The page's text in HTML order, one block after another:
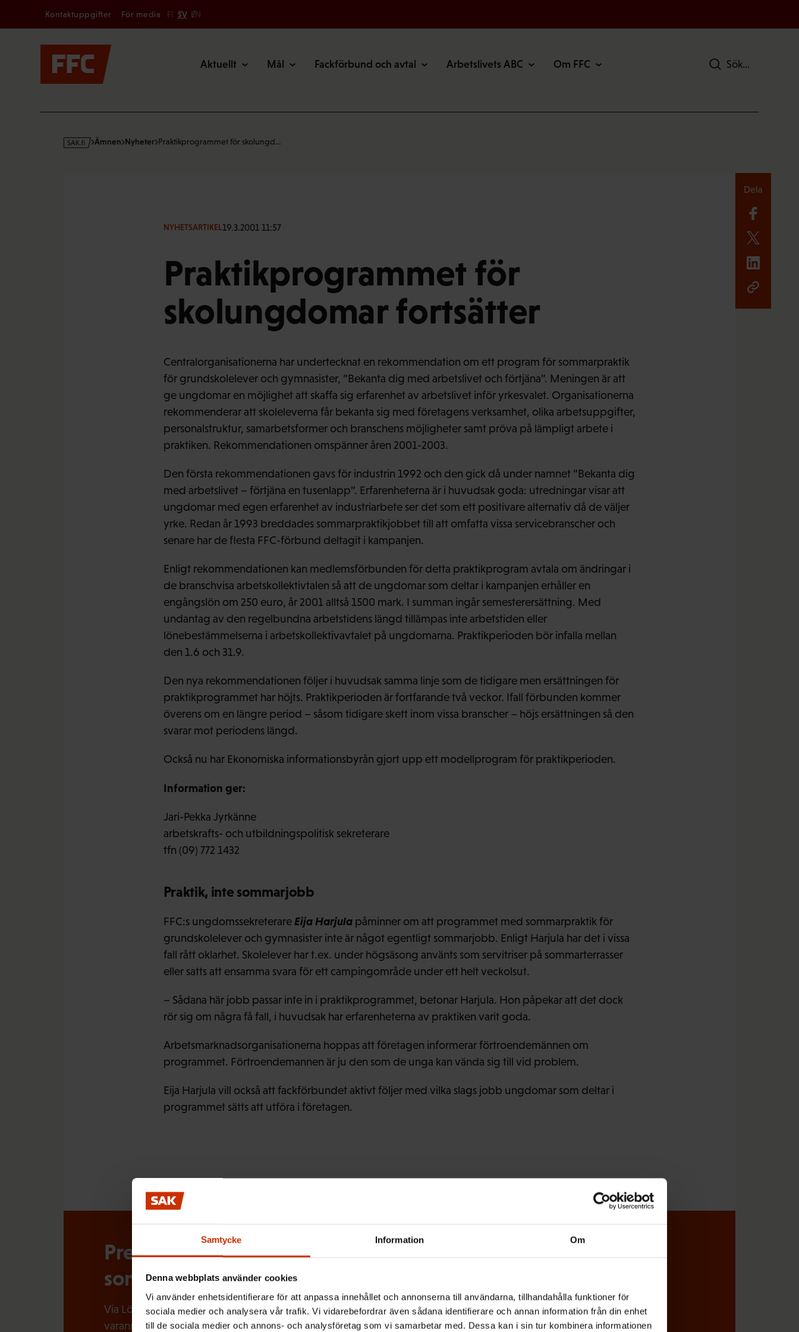
Samtycke Information Om
Denna webbplats använder cookies
Vi använder enhetsidentifierare för att anpassa innehållet och annonserna till användarna, tillhandahålla funktioner för
sociala medier och analysera vår trafik. Vi vidarebefordrar även sådana identifierare och annan information från din enhet
till de sociala medier och annons- och analysföretag som vi samarbetar med. Dessa kan i sin tur kombinera informationen
Secondary
Kontaktuppgifter För media FI SV EN
Aktuellt Mål Fackförbund och avtal Arbetslivets ABC Om FFC Sök
s
Ämnen Nyheter Praktikprogrammet för skolungd…
NYHETSARTIKEL19.3.2001 11:57
Praktikprogrammet för
skolungdomar fortsätter
Centralorganisationerna har undertecknat en rekommendation om ett program för sommarpraktik
för grundskolelever och gymnasister, ”Bekanta dig med arbetslivet och förtjäna”. Meningen är att
ge ungdomar en möjlighet att skaffa sig erfarenhet av arbetslivet inför yrkesvalet. Organisationerna
rekommenderar att skoleleverna får bekanta sig med företagens verksamhet, olika arbetsuppgifter,
personalstruktur, samarbetsformer och branschens möjligheter samt pröva på lämpligt arbete i
praktiken. Rekommendationen omspänner åren 2001-2003.
Den första rekommendationen gavs för industrin 1992 och den gick då under namnet ”Bekanta dig
med arbetslivet – förtjäna en tusenlapp”. Erfarenheterna är i huvudsak goda: utredningar visar att
ungdomar med egen erfarenhet av industriarbete ser det som ett positivare alternativ då de väljer
yrke. Redan år 1993 breddades sommarpraktikjobbet till att omfatta vissa servicebranscher och
senare har de flesta FFC-förbund deltagit i kampanjen.
Enligt rekommendationen kan medlemsförbunden för detta praktikprogram avtala om ändringar i
de branschvisa arbetskollektivtalen så att de ungdomar som deltar i kampanjen erhåller en
engångslön om 250 euro, år 2001 alltså 1500 mark. I summan ingår semesterersättning. Med
undantag av den regelbundna arbetstidens längd tillämpas inte arbetstiden eller
lönebestämmelserna i arbetskollektivavtalet på ungdomarna. Praktikperioden bör infalla mellan
den 1.6 och 31.9.
Den nya rekommendationen följer i huvudsak samma linje som de tidigare men ersättningen för
praktikprogrammet har höjts. Praktikperioden är fortfarande två veckor. Ifall förbunden kommer
överens om en längre period – såsom tidigare skett inom vissa branscher – höjs ersättningen så den
svarar mot periodens längd.
Också nu har Ekonomiska informationsbyrån gjort upp ett modellprogram för praktikperioden.
Information ger:
Jari-Pekka Jyrkänne
arbetskrafts- och utbildningspolitisk sekreterare
tfn (09) 772 1432
Praktik, inte sommarjobb
FFC:s ungdomssekreterare Eija Harjulapåminner om att programmet med sommarpraktik för
grundskolelever och gymnasister inte är något egentligt sommarjobb. Enligt Harjula har det i vissa
fall rått oklarhet. Skolelever har t.ex. under högsäsong använts som servitriser på sommarterrasser
eller satts att ensamma svara för ett campingområde under ett helt veckolsut.
– Sådana här jobb passar inte in i praktikprogrammet, betonar Harjula. Hon påpekar att det dock
rör sig om några få fall, i huvudsak har erfarenheterna av praktiken varit goda.
Arbetsmarknadsorganisationerna hoppas att företagen informerar förtroendemännen om
programmet. Förtroendemannen är ju den som de unga kan vända sig till vid problem.
Eija Harjula vill också att fackförbundet aktivt följer med vilka slags jobb ungdomar som deltar i
programmet sätts att utföra i företagen.
Prenumerera på Löntagarens nyhetsbrev och håll koll på vad
som händer i arbetslivet
Via Löntagarens nyhetsbrev får du senaste nytt om arbetslivet, arbetsmarknaden och arbetsmiljön direkt i din e-post
varannan vecka.
Dela